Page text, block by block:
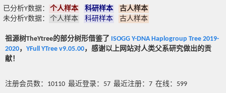
已分析Y数据： 个人样本 科研样本
古人样本
未分析Y数据：
个人样本 科研样本 古人样本
祖源树TheYtree的部分树形借鉴了 ISOGG Y-DNA Haplogroup Tree 2019-
2020， YFull YTree v9.05.00，感谢以上网站对人类父系研究做出的贡
献！
注册会员数：10110 最近登录：57 最近注册：7 在线：599